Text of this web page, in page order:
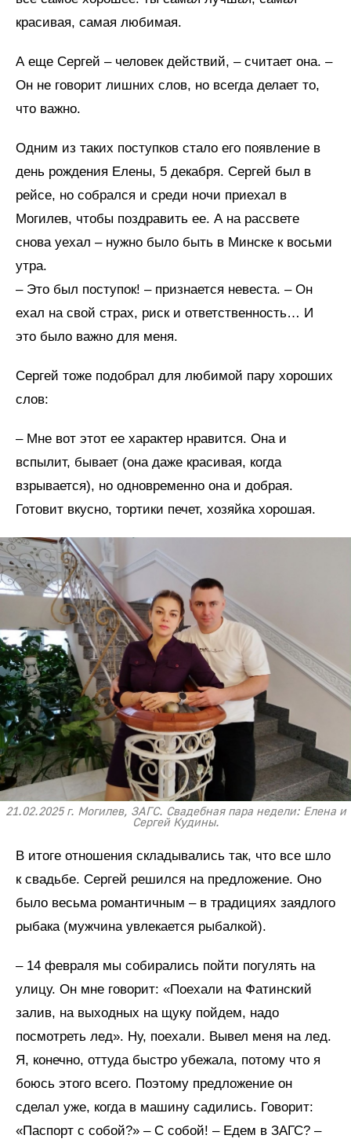
красивая, самая любимая.
А еще Сергей – человек действий, – считает она. –
Он не говорит лишних слов, но всегда делает то,
что важно.
Одним из таких поступков стало его появление в
день рождения Елены, 5 декабря. Сергей был в
рейсе, но собрался и среди ночи приехал в
Могилев, чтобы поздравить ее. А на рассвете
снова уехал – нужно было быть в Минске к восьми
утра.
– Это был поступок! – признается невеста. – Он
ехал на свой страх, риск и ответственность… И
это было важно для меня.
Сергей тоже подобрал для любимой пару хороших
слов:
– Мне вот этот ее характер нравится. Она и
вспылит, бывает (она даже красивая, когда
взрывается), но одновременно она и добрая.
Готовит вкусно, тортики печет, хозяйка хорошая.
21.02.2025 г. Могилев, ЗАГС. Свадебная пара недели: Елена и
Сергей Кудины.
В итоге отношения складывались так, что все шло
к свадьбе. Сергей решился на предложение. Оно
было весьма романтичным – в традициях заядлого
рыбака (мужчина увлекается рыбалкой).
– 14 февраля мы собирались пойти погулять на
улицу. Он мне говорит: «Поехали на Фатинский
залив, на выходных на щуку пойдем, надо
посмотреть лед». Ну, поехали. Вывел меня на лед.
Я, конечно, оттуда быстро убежала, потому что я
боюсь этого всего. Поэтому предложение он
сделал уже, когда в машину садились. Говорит:
«Паспорт с собой?» – С собой! – Едем в ЗАГС? –